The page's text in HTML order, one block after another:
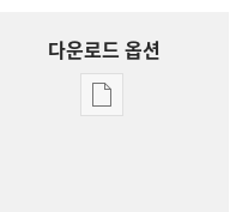
다운로드 옵션
출판물